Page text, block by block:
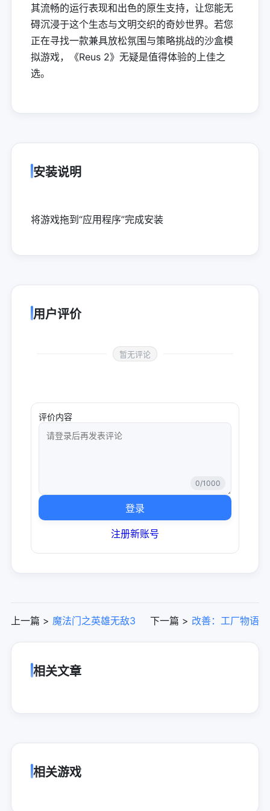
其流畅的运行表现和出色的原生支持，让您能无
碍沉浸于这个生态与文明交织的奇妙世界。若您
正在寻找一款兼具放松氛围与策略挑战的沙盒模
拟游戏，《Reus 2》无疑是值得体验的上佳之
选。
安装说明
将游戏拖到“应用程序”完成安装
用户评价
暂无评论
评价内容
0/1000
登录
注册新账号
上一篇 > 魔法门之英雄无敌3 下一篇 > 改善：工厂物语
相关文章
相关游戏